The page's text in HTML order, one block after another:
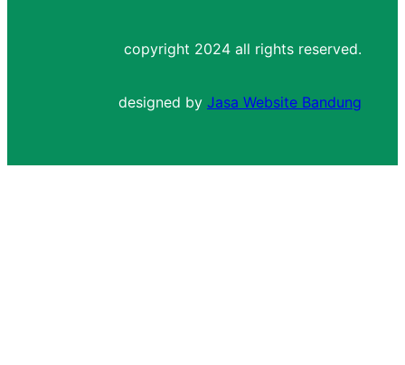
copyright 2024 all rights reserved.
designed by Jasa Website Bandung